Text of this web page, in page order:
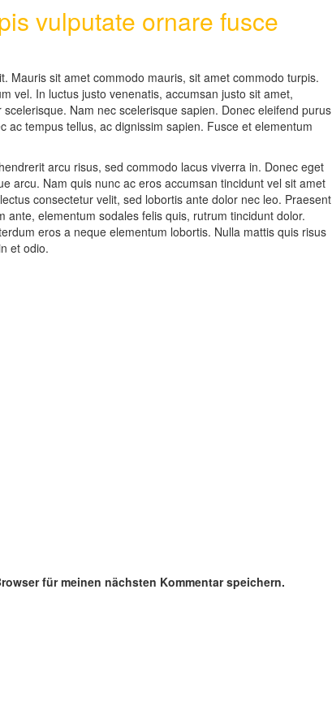
vulputate ornare fusce
Mauris sit amet commodo mauris, sit amet commodo turpis.
vel. In luctus justo venenatis, accumsan justo sit amet,
Nam nec scelerisque sapien. Donec eleifend purus
tempus tellus, ac dignissim sapien. Fusce et elementum
arcu risus, sed commodo lacus viverra in. Donec eget
arcu. Nam quis nunc ac eros accumsan tincidunt vel sit amet
consectetur velit, sed lobortis ante dolor nec leo. Praesent
elementum sodales felis quis, rutrum tincidunt dolor.
eros a neque elementum lobortis. Nulla mattis quis risus
et odio.
für meinen nächsten Kommentar speichern.